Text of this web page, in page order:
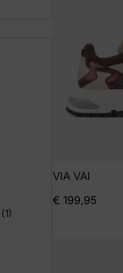
(1)
VIA VAI
€ 199,95